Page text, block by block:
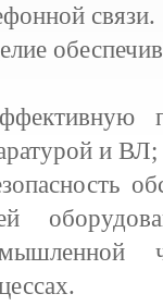
связи.
и ВЛ;